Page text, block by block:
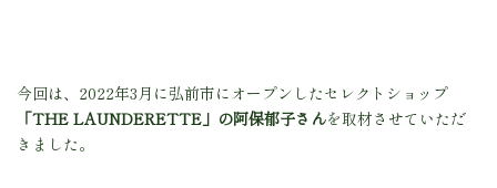
今回は、2022年3月に弘前市にオープンしたセレクトショップ
「THE LAUNDERETTE」の阿保郁子さんを取材させていただ
きました。